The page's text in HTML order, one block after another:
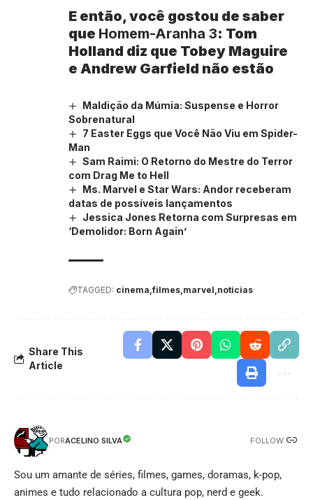
E então, você gostou de saber
que Homem-Aranha 3: Tom
Holland diz que Tobey Maguire
e Andrew Garfield não estão
Maldição da Múmia: Suspense e Horror
Sobrenatural
7 Easter Eggs que Você Não Viu em Spider-
Man
Sam Raimi: O Retorno do Mestre do Terror
com Drag Me to Hell
Ms. Marvel e Star Wars: Andor receberam
datas de possíveis lançamentos
Jessica Jones Retorna com Surpresas em
‘Demolidor: Born Again’
TAGGED: cinema filmes marvel noticias
Share This
Article
PORACELINO SILVA FOLLOW:
Sou um amante de séries, filmes, games, doramas, k-pop,
animes e tudo relacionado a cultura pop, nerd e geek.